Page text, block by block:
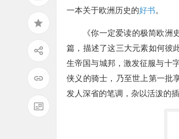
一本关于欧洲历史的好书。
《你一定爱读的极简欧
篇，描述了这三大元素如何彼
生帝国与城邦，激发征服与十
侠义的骑士，乃至世上第一批
发人深省的笔调，杂以活泼的